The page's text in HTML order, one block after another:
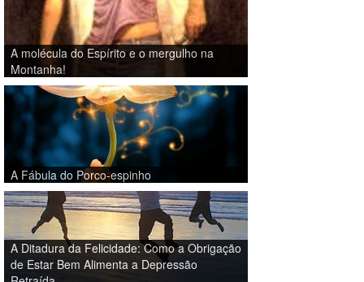
A molécula do Espírito e o mergulho na
Montanha!
A Fábula do Porco-espinho
A Ditadura da Felicidade: Como a Obrigação
de Estar Bem Alimenta a Depressão